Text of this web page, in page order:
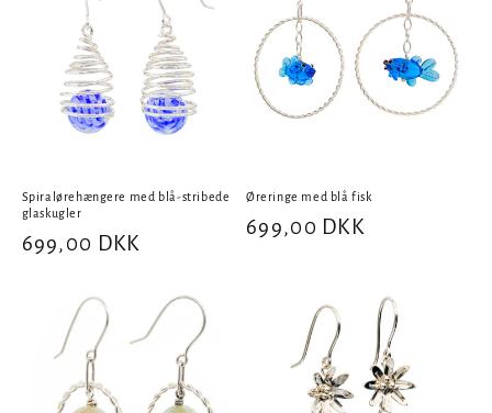
Spiralørehængere med blå-stribede
glaskugler
Normalpris
699,00 DKK
Øreringe med blå fisk
Normalpris
699,00 DKK